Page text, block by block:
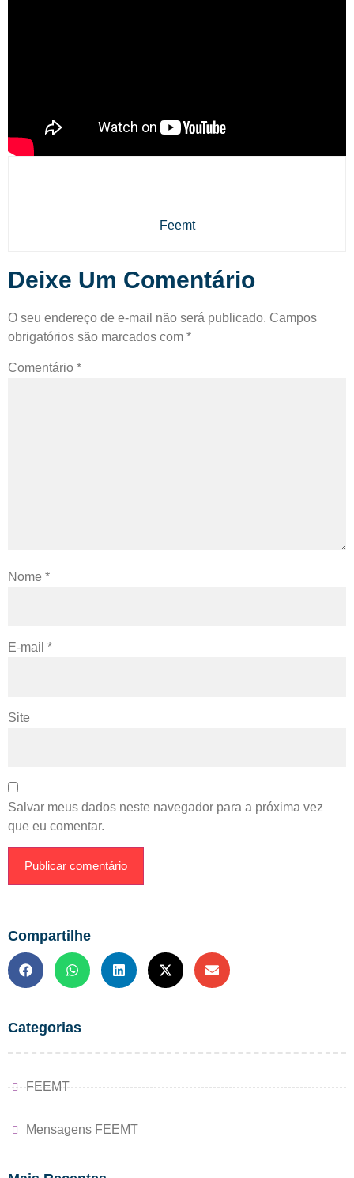
Compartilhe
Categorias
FEEMT
Mensagens FEEMT
Feemt
Deixe Um Comentário
O seu endereço de e-mail não será publicado. Campos
obrigatórios são marcados com *
Comentário *
Nome *
E-mail *
Site
Salvar meus dados neste navegador para a próxima vez
que eu comentar.